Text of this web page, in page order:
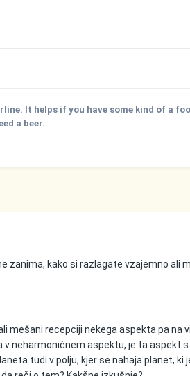
It helps if you have some kind of a
a beer.
zanima, kako si razlagate vzajemno ali
mešani recepciji nekega aspekta pa na
v neharmoničnem aspektu, je ta aspekt s
tudi v polju, kjer se nahaja planet, ki